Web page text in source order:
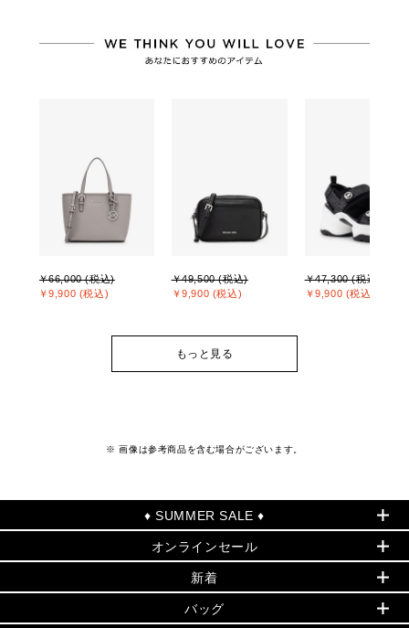
￥66,000 (税込)
￥9,900 (税込)
￥49,500 (税込)
￥9,900 (税込)
￥47,300 (税込)
￥9,900 (税込)
もっと見る
※ 画像は参考商品を含む場合がございます。
♦ SUMMER SALE ♦
セールおすすめアイテム
▶ ウィメンズ
バッグ
オンラインセール
PRODUCT OF THE MONTH - 今月の特別価格
再値下げアイテム
新着
夏のスタイル
バッグ